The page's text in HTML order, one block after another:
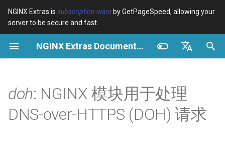
NGINX Extras is subscription-ware by GetPageSpeed, allowing your
server to be secure and fast.
NGINX Extras Documentation
Español
Português (Brasil)
Deutsch
正
在
Variables $bot_name
$bot_producer
Examples
Directives geoip2
geoip2_proxy
Examples
GitHub
acme
ada
VPS/Dedicated - FastCGI
Cache
性能
安全
支
NGINX-MOD - 增强版
doh: NGINX 模块用于处理
DNS-over-HTTPS (DOH) 请求